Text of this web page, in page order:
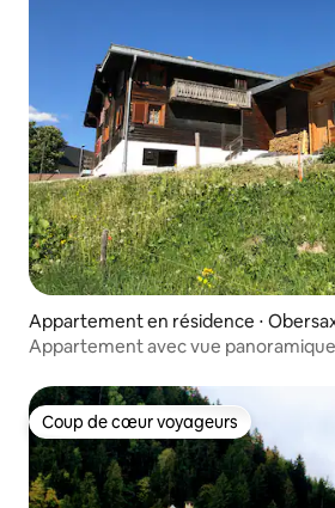
Appartement en résidence ⋅
Appartement avec vue panoramique
Coup de cœur voyageurs
Coup de cœur voyageurs